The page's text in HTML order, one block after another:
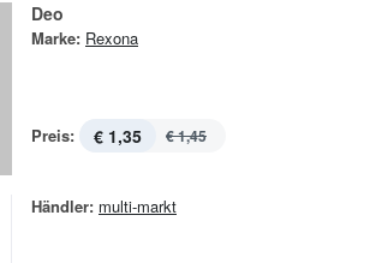
Deo
Marke: Rexona
Preis: € 1,35 € 1,45
Händler: multi-markt